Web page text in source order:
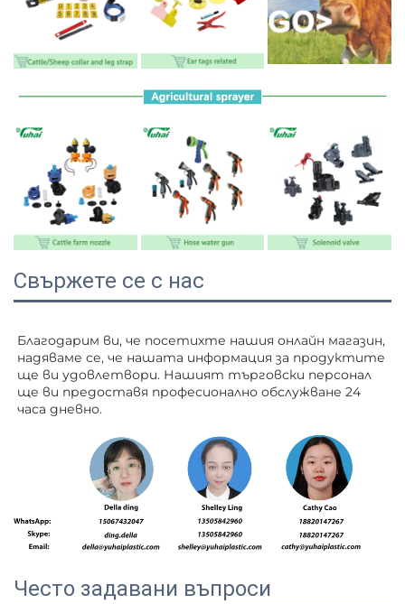
Свържете се с нас
Благодарим ви, че посетихте нашия онлайн магазин,
надяваме се, че нашата информация за продуктите
ще ви удовлетвори. Нашият търговски персонал
ще ви предоставя професионално обслужване 24
часа дневно.
Често задавани въпроси